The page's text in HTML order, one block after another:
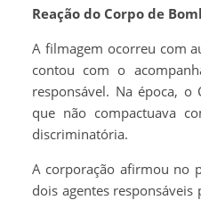
Reação do Corpo de
A filmagem ocorreu com
contou com o
responsável. Na época,
que não compactuava
discriminatória.
A corporação afirmou no
dois agentes